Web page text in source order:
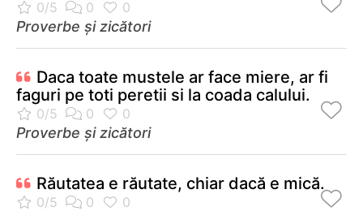
Proverbe și zicători
Daca toate mustele ar face miere, ar fi
faguri pe toti peretii si la coada calului.
Proverbe și zicători
Răutatea e răutate, chiar dacă e mică.